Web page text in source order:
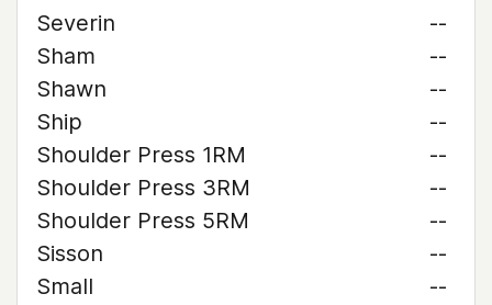
Severin
--
Sham
--
Shawn
--
Ship
--
Shoulder Press 1RM
--
Shoulder Press 3RM
--
Shoulder Press 5RM
--
Sisson
--
Small
--